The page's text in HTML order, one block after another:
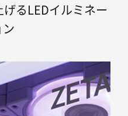
るLEDイルミネー